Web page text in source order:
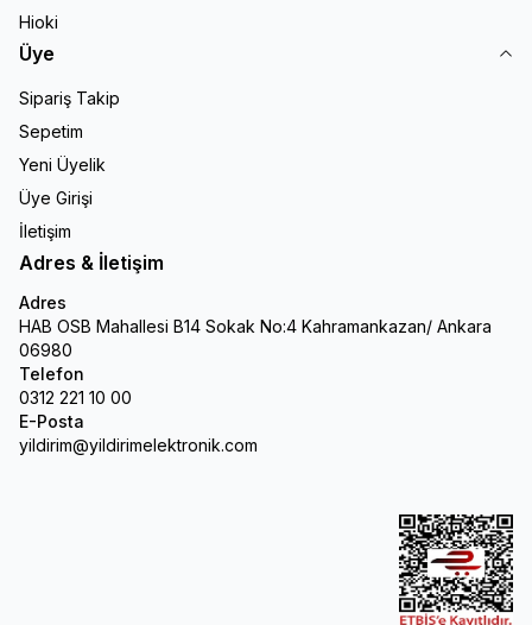
Hioki
Üye
Sipariş Takip
Sepetim
Yeni Üyelik
Üye Girişi
İletişim
Adres & İletişim
Adres
HAB OSB Mahallesi B14 Sokak No:4 Kahramankazan/ Ankara
06980
Telefon
0312 221 10 00
E-Posta
yildirim@yildirimelektronik.com